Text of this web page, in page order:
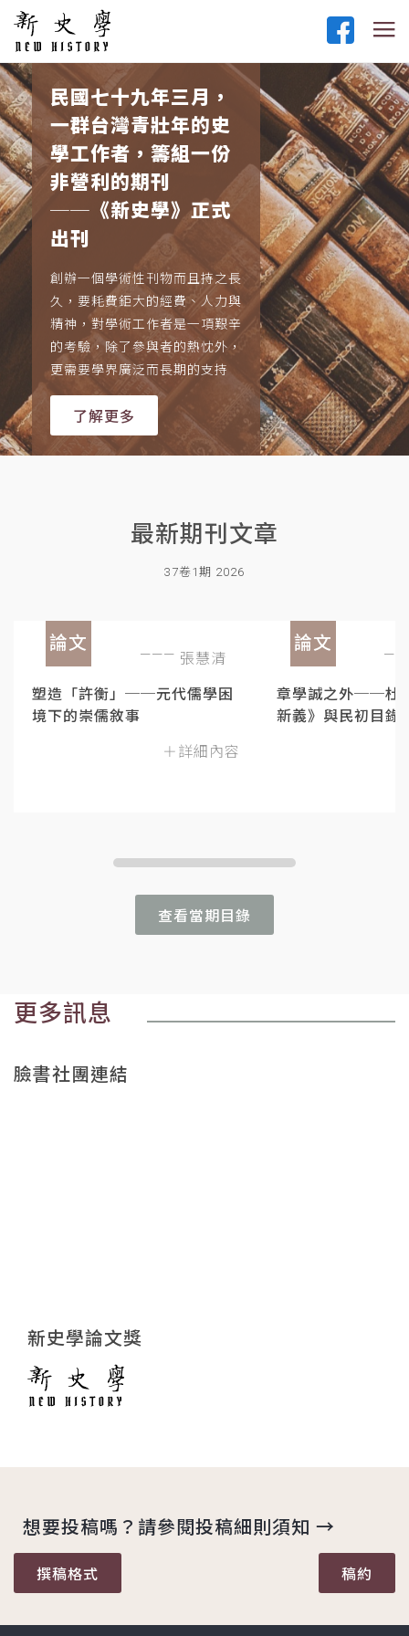
民國七十九年三月，
一群台灣青壯年的史
學工作者，籌組一份
非營利的期刊
──《新史學》正式
出刊
創辦一個學術性刊物而且持之長
久，要耗費鉅大的經費、人力與
精神，對學術工作者是一項艱辛
的考驗，除了參與者的熱忱外，
更需要學界廣泛而長期的支持
了解更多
最新期刊文章
37卷1期 2026
論文
張慧清
塑造「許衡」──元代儒學困
境下的崇儒敘事
＋詳細內容
論文
章學誠之外──杜
新義》與民初目錄
查看當期目錄
更多訊息
臉書社團連結
新史學論文獎
想要投稿嗎？請參閱投稿細則須知 →
撰稿格式 稿約